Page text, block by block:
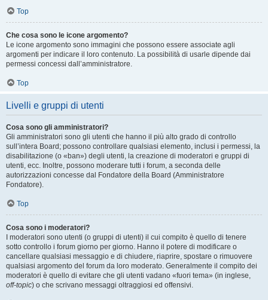
Top
Che cosa sono le icone argomento?
Le icone argomento sono immagini che possono essere associate agli
argomenti per indicare il loro contenuto. La possibilità di usarle dipende dai
permessi concessi dall’amministratore.
Top
Livelli e gruppi di utenti
Cosa sono gli amministratori?
Gli amministratori sono gli utenti che hanno il più alto grado di controllo
sull’intera Board; possono controllare qualsiasi elemento, inclusi i permessi, la
disabilitazione (o «ban») degli utenti, la creazione di moderatori e gruppi di
utenti, ecc. Inoltre, possono moderare tutti i forum, a seconda delle
autorizzazioni concesse dal Fondatore della Board (Amministratore
Fondatore).
Top
Cosa sono i moderatori?
I moderatori sono utenti (o gruppi di utenti) il cui compito è quello di tenere
sotto controllo i forum giorno per giorno. Hanno il potere di modificare o
cancellare qualsiasi messaggio e di chiudere, riaprire, spostare o rimuovere
qualsiasi argomento del forum da loro moderato. Generalmente il compito dei
moderatori è quello di evitare che gli utenti vadano «fuori tema» (in inglese,
off-topic) o che scrivano messaggi oltraggiosi ed offensivi.